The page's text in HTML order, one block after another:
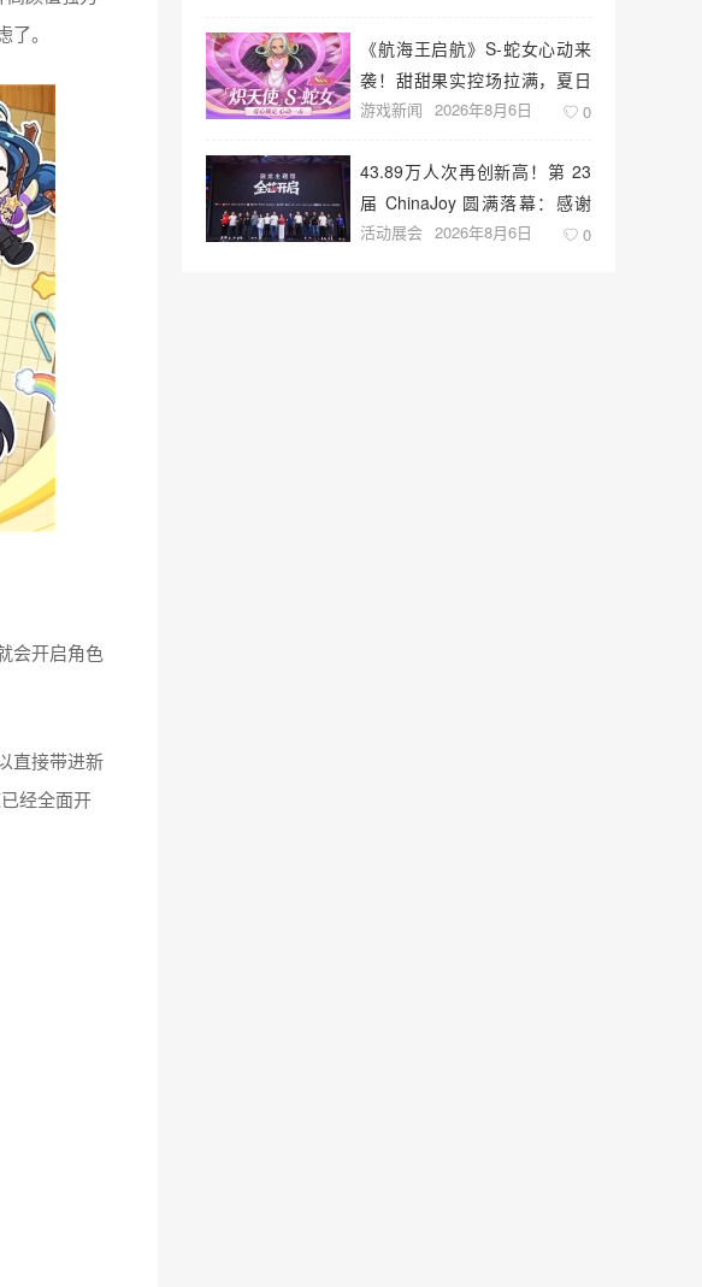
。
会开启角色
直接带进新
经全面开
《航海王启航》S-蛇女心动来
袭！甜甜果实控场拉满，夏日
盛宴开启
游戏新闻 2026年8月6日 0
43.89万人次再创新高！第 23
届 ChinaJoy 圆满落幕：感谢
有你，共赴这场“与 AI 同游”的
活动展会 2026年8月6日 0